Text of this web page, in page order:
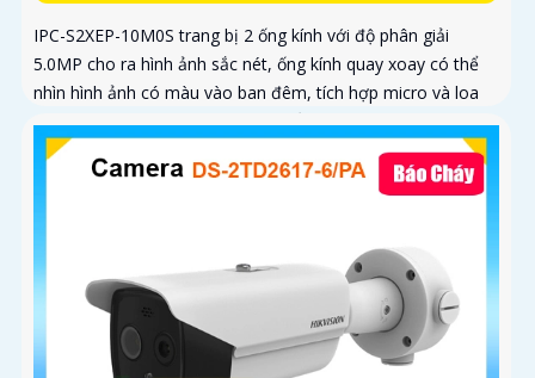
IPC-S2XEP-10M0S trang bị 2 ống kính với độ phân giải
5.0MP cho ra hình ảnh sắc nét, ống kính quay xoay có thể
nhìn hình ảnh có màu vào ban đêm, tích hợp micro và loa
giúp đàm thoại 2 chiều, trang bị cổng LAN cắm mạng trực
tiếp nâng cao độ ổn định